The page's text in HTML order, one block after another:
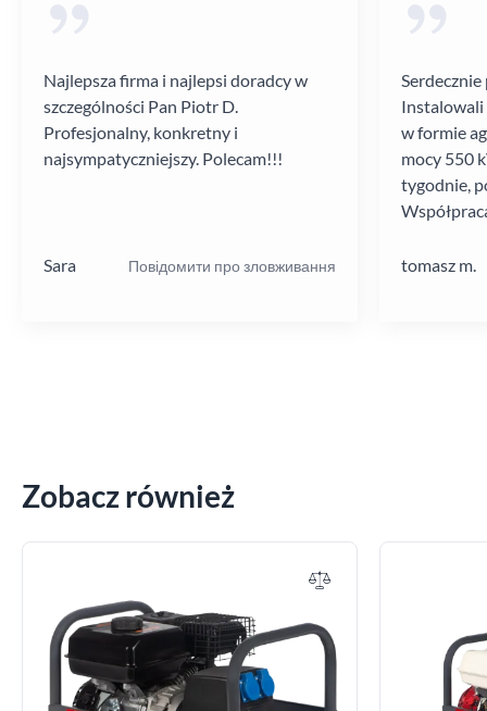
Najlepsza firma i najlepsi doradcy w
szczególności Pan Piotr D.
Profesjonalny, konkretny i
najsympatyczniejszy. Polecam!!!
Sara Повідомити про зловживання
Instalowali
w formie
mocy 550
tygodnie,
tomasz m.
Zobacz również